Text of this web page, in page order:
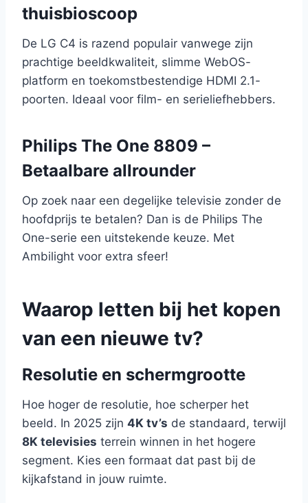
thuisbioscoop
De LG C4 is razend populair vanwege zijn
prachtige beeldkwaliteit, slimme WebOS-
platform en toekomstbestendige HDMI 2.1-
poorten. Ideaal voor film- en serieliefhebbers.
Philips The One 8809 –
Betaalbare allrounder
Op zoek naar een degelijke televisie zonder de
hoofdprijs te betalen? Dan is de Philips The
One-serie een uitstekende keuze. Met
Ambilight voor extra sfeer!
Waarop letten bij het kopen
van een nieuwe tv?
Resolutie en schermgrootte
Hoe hoger de resolutie, hoe scherper het
beeld. In 2025 zijn 4K tv’s de standaard, terwijl
8K televisies terrein winnen in het hogere
segment. Kies een formaat dat past bij de
kijkafstand in jouw ruimte.